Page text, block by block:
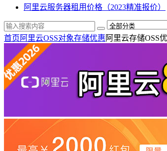
阿里云服务器租用价格（2023精准报价）
首页 阿里云OSS对象存储优惠 阿里云存储OSS